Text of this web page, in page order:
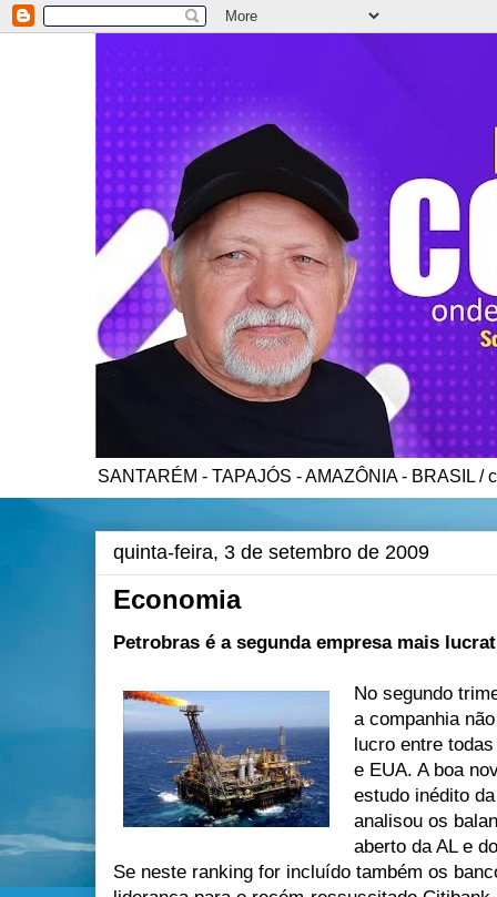
SANTARÉM - TAPAJÓS - AMAZÔNIA - BRASIL /
quinta-feira, 3 de setembro de 2009
Economia
Petrobras é a segunda empresa mais
No segundo
a companhia
lucro entre
e EUA. A boa
estudo inédito
analisou os
aberto da AL e
Se neste ranking for incluído também os